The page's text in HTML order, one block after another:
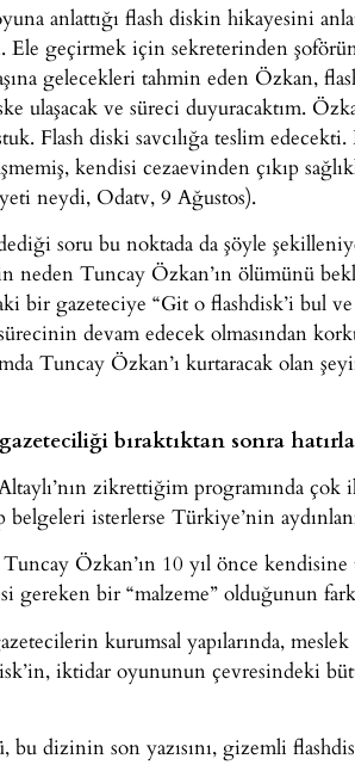
anlattığı flash diskin hikayesini
geçirmek için sekreterinden
gelecekleri tahmin eden Özkan,
ulaşacak ve süreci duyuracaktım.
Flash diski savcılığa teslim
kendisi cezaevinden çıkıp
neydi, Odatv, 9 Ağustos).
dediği soru bu noktada da şöyle
neden Tuncay Özkan’ın ölümünü
bir gazeteciye “Git o flashdisk’i bul
devam edecek olmasından
Tuncay Özkan’ı kurtaracak olan
bıraktıktan sonra
zikrettiğim programında
belgeleri isterlerse Türkiye’nin
Özkan’ın 10 yıl önce
gereken bir “malzeme” olduğunun
kurumsal yapılarında,
iktidar oyununun çevresindeki
bu dizinin son yazısını, gizemli